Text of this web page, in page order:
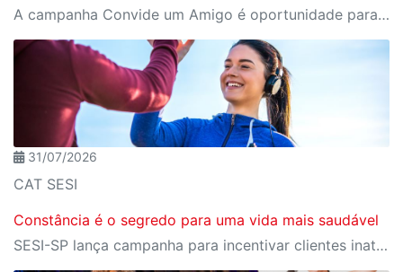
A campanha Convide um Amigo é oportunidade para reunir amigos para aproveitar juntos toda estrutura da unidade SESI-SP mais próxima. Os benefícios para clientes e convidados estão no regulamento.
31/07/2026
CAT SESI
Constância é o segredo para uma vida mais saudável
SESI-SP lança campanha para incentivar clientes inativos a retomarem a prática de atividades físicas, esporte e lazer com benefícios exclusivos